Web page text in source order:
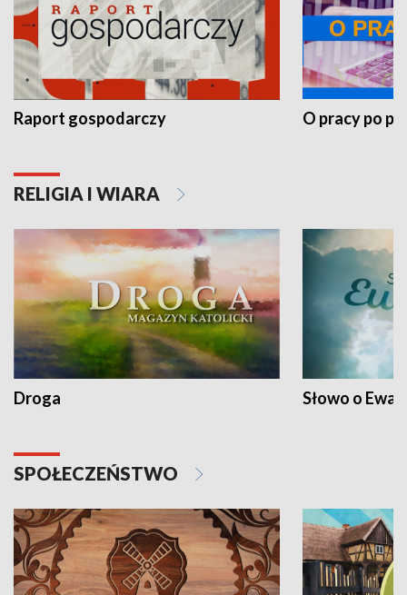
Raport gospodarczy O pracy po
RELIGIA I WIARA
Droga Słowo o
SPOŁECZEŃSTWO